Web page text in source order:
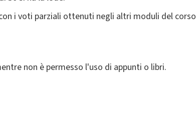
i voti parziali ottenuti negli altri moduli del corso
non è permesso l'uso di appunti o libri.